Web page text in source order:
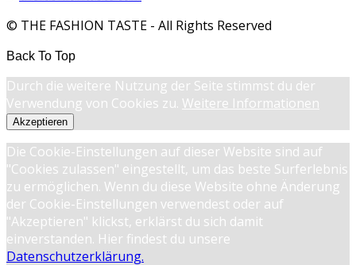
© THE FASHION TASTE - All Rights Reserved
Back To Top
Durch die weitere Nutzung der Seite stimmst du der
Verwendung von Cookies zu. Weitere Informationen
Akzeptieren
Die Cookie-Einstellungen auf dieser Website sind auf
"Cookies zulassen" eingestellt, um das beste Surferlebnis
zu ermöglichen. Wenn du diese Website ohne Änderung
der Cookie-Einstellungen verwendest oder auf
"Akzeptieren" klickst, erklärst du sich damit
einverstanden. Hier findest du unsere
Datenschutzerklärung.